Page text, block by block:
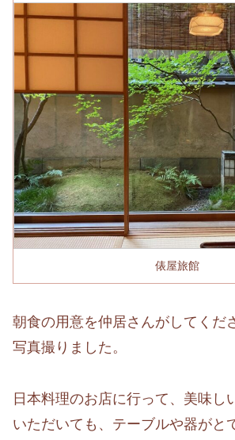
俵屋旅館
朝食の用意を仲居さんがしてくだ
写真撮りました。
日本料理のお店に行って、美味し
いただいても、テーブルや器がと